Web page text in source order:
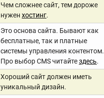
Чем сложнее сайт, тем дороже
нужен хостинг.
Это основа сайта. Бывают как
бесплатные, так и платные
системы управления контентом.
Про выбор CMS читайтездесь.
Хороший сайт должен иметь
уникальный дизайн.